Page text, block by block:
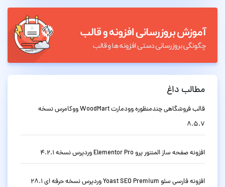
مطالب داغ
قالب فروشگاهی چندمنظوره وودمارت WoodMart ووکامرس نسخه
8.5.7
افزونه صفحه ساز المنتور پرو Elementor Pro وردپرس نسخه 4.2.1
افزونه فارسی سئو Yoast SEO Premium وردپرس نسخه حرفه ای 28.1